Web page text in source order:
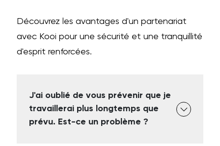
Découvrez les avantages d'un partenariat
avec Kooi pour une sécurité et une tranquillité
d'esprit renforcées.
J'ai oublié de vous prévenir que je
travaillerai plus longtemps que
prévu. Est-ce un problème ?